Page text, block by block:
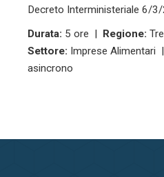
Decreto Interministeriale 6/
Durata: 5 ore | Regione:
Settore: Imprese Alimentari |
asincrono